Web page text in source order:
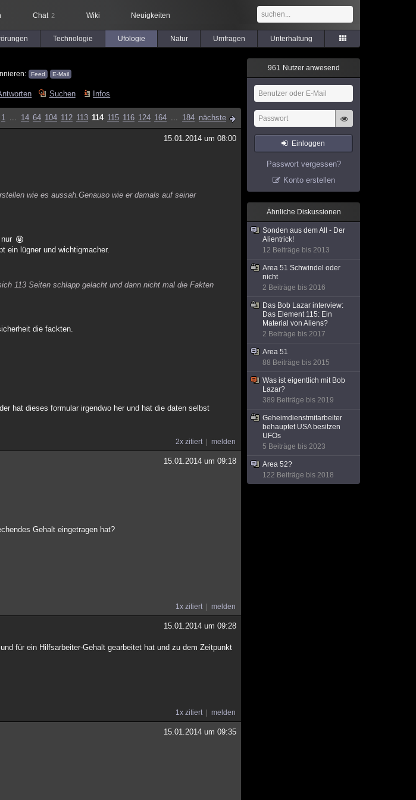
Chat 2 Wiki Neuigkeiten
Technologie Ufologie Natur Umfragen Unterhaltung
Feed E-Mail
Suchen Infos
1 ... 14 64 104 112 113 114 115 116 124 164 ... 184 nächste
15.01.2014 um 08:00
wie es aussah.Genauso wie er damals auf seiner
ein lügner und wichtigmacher.
113 Seiten schlapp gelacht und dann nicht mal die Fakten
die fackten.
hat dieses formular irgendwo her und hat die daten selbst
2x zitiert melden
15.01.2014 um 09:18
Gehalt eingetragen hat?
1x zitiert melden
15.01.2014 um 09:28
für ein Hilfsarbeiter-Gehalt gearbeitet hat und zu dem Zeitpunkt
1x zitiert melden
15.01.2014 um 09:35
961 Nutzer anwesend
Einloggen
Passwort vergessen?
Konto erstellen
Ähnliche Diskussionen
Sonden aus dem All - Der
Alientrick!
12 Beiträge bis 2013
Area 51 Schwindel oder
nicht
2 Beiträge bis 2016
Das Bob Lazar interview:
Das Element 115: Ein
Material von Aliens?
2 Beiträge bis 2017
Area 51
88 Beiträge bis 2015
Was ist eigentlich mit Bob
Lazar?
389 Beiträge bis 2019
Geheimdienstmitarbeiter
behauptet USA besitzen
UFOs
5 Beiträge bis 2023
Area 52?
122 Beiträge bis 2018